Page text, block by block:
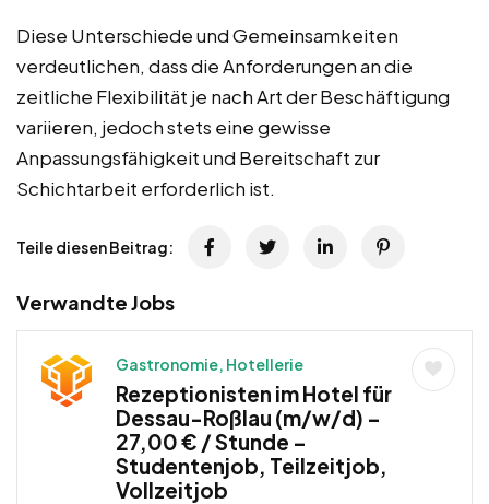
Diese Unterschiede und Gemeinsamkeiten
verdeutlichen, dass die Anforderungen an die
zeitliche Flexibilität je nach Art der Beschäftigung
variieren, jedoch stets eine gewisse
Anpassungsfähigkeit und Bereitschaft zur
Schichtarbeit erforderlich ist.
Teile diesen Beitrag:
Verwandte Jobs
Gastronomie, Hotellerie
Rezeptionisten im Hotel für
Dessau-Roßlau (m/w/d) –
27,00 € / Stunde –
Studentenjob, Teilzeitjob,
Vollzeitjob